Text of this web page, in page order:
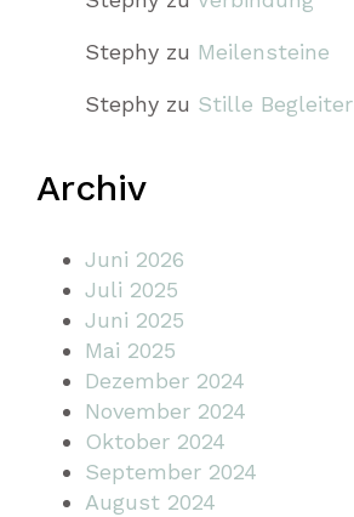
Stephy zu Meilensteine
Stephy zu Stille Begleiter
Archiv
Juni 2026
Juli 2025
Juni 2025
Mai 2025
Dezember 2024
November 2024
Oktober 2024
September 2024
August 2024